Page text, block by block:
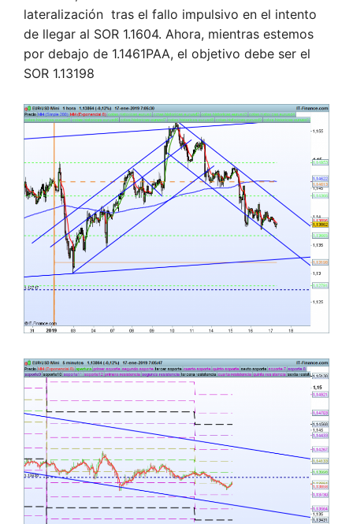
lateralización tras el fallo impulsivo en el intento
de llegar al SOR 1.1604. Ahora, mientras estemos
por debajo de 1.1461PAA, el objetivo debe ser el
SOR 1.13198